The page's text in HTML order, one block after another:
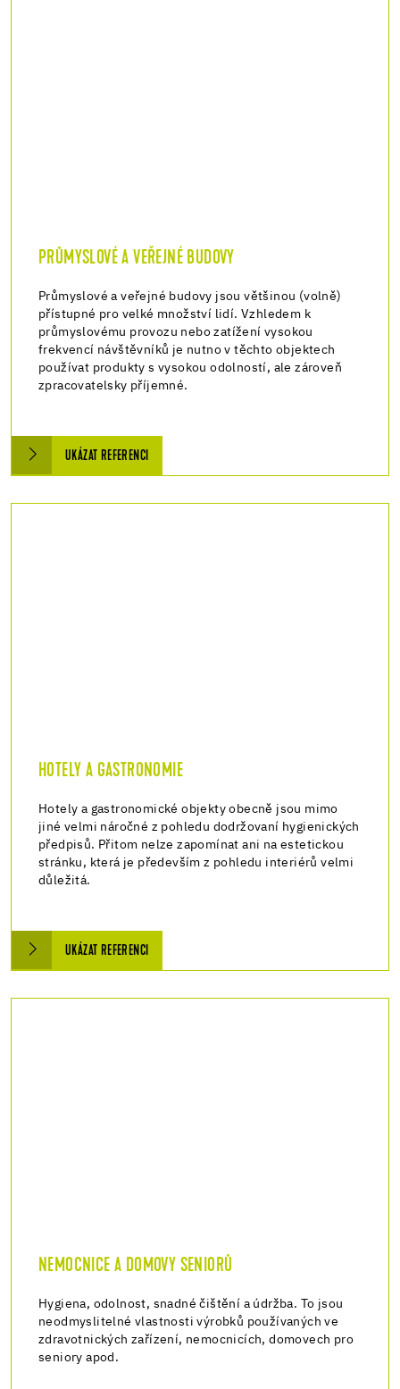
PRŮMYSLOVÉ A VEŘEJNÉ BUDOVY
Průmyslové a veřejné budovy jsou většinou (volně)
přístupné pro velké množství lidí. Vzhledem k
průmyslovému provozu nebo zatížení vysokou
frekvencí návštěvníků je nutno v těchto objektech
používat produkty s vysokou odolností, ale zároveň
zpracovatelsky příjemné.
UKÁZAT REFERENCI
HOTELY A GASTRONOMIE
Hotely a gastronomické objekty obecně jsou mimo
jiné velmi náročné z pohledu dodržovaní hygienických
předpisů. Přitom nelze zapomínat ani na estetickou
stránku, která je především z pohledu interiérů velmi
důležitá.
UKÁZAT REFERENCI
NEMOCNICE A DOMOVY SENIORŮ
Hygiena, odolnost, snadné čištění a údržba. To jsou
neodmyslitelné vlastnosti výrobků používaných ve
zdravotnických zařízení, nemocnicích, domovech pro
seniory apod.